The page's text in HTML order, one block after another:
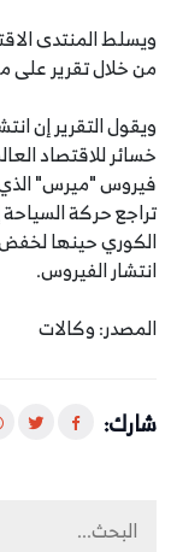
ويسلط المنتدى
من خلال تقرير على
الكوري حينها لخفض
انتشار الفيروس.
المصدر: وكالات
شارك: